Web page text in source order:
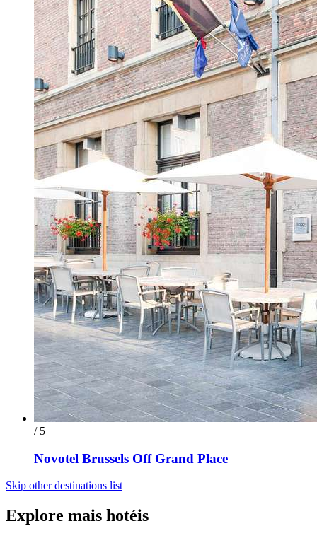
/ 5
Novotel Brussels Off Grand Place
Skip other destinations list
Explore mais hotéis